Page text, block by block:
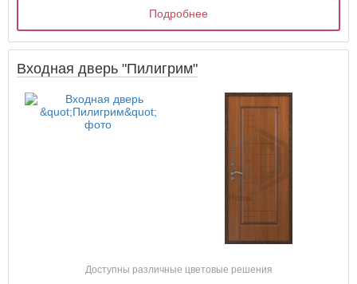
Подробнее
Входная дверь "Пилигрим"
Доступны различные цветовые решения